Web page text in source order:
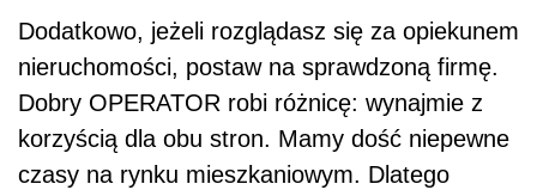
Dodatkowo, jeżeli rozglądasz się za opiekunem
nieruchomości, postaw na sprawdzoną firmę.
Dobry OPERATOR robi różnicę: wynajmie z
korzyścią dla obu stron. Mamy dość niepewne
czasy na rynku mieszkaniowym. Dlatego